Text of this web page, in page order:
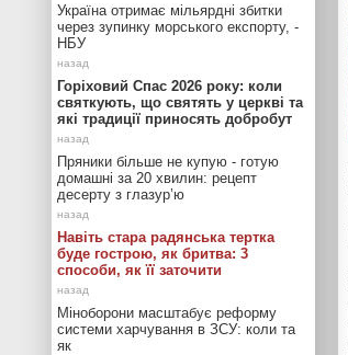
Україна отримає мільярдні збитки
через зупинку морського експорту, -
НБУ
Горіховий Спас 2026 року: коли
святкують, що святять у церкві та
які традиції приносять добробут
Пряники більше не купую - готую
домашні за 20 хвилин: рецепт
десерту з глазур’ю
Навіть стара радянська тертка
буде гострою, як бритва: 3
способи, як її заточити
Міноборони масштабує реформу
системи харчування в ЗСУ: коли та
як